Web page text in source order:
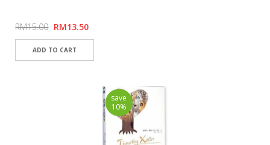
RM15.00 RM13.50
save
10%